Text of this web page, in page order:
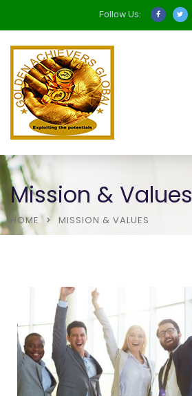
Follow Us:
Mission & Values
HOME MISSION & VALUES